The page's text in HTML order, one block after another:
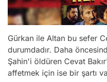
Gürkan ile Altan bu sefer
durumdadır. Daha
Şahin'i öldüren Cevat
affetmek için ise bir şartı